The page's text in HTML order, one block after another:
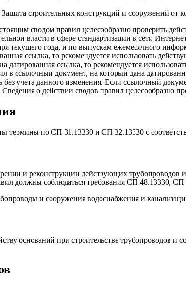
строительных конструкций и сооружений от
сводом правил целесообразно проверить
власти в сфере стандартизации в сети
текущего года, и по выпускам ежемесячного
ссылка, то рекомендуется использовать
датированная ссылка, то рекомендуется
в ссылочный документ, на который дана
учета данного изменения. Если ссылочный
Сведения о действии сводов правил целесообразно
термины по СП 31.13330 и СП 32.13330 с
и реконструкции действующих трубопроводов
должны соблюдаться требования СП 48.13330,
и сооружения водоснабжения и
оснований при строительстве трубопроводов